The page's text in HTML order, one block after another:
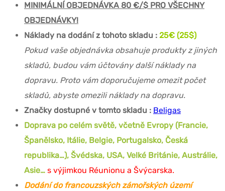
MINIMÁLNÍ OBJEDNÁVKA 80 €/$ PRO VŠECHNY
OBJEDNÁVKY!
Náklady na dodání z tohoto skladu : 25€ (25$)
Pokud vaše objednávka obsahuje produkty z jiných
skladů, budou vám účtovány další náklady na
dopravu. Proto vám doporučujeme omezit počet
skladů, abyste omezili náklady na dopravu.
Značky dostupné v tomto skladu : Beligas
Doprava po celém světě, včetně Evropy (Francie,
Španělsko, Itálie, Belgie, Portugalsko, Česká
republika…), Švédska, USA, Velké Británie, Austrálie,
Asie… s výjimkou Réunionu a Švýcarska.
Dodání do francouzských zámořských území